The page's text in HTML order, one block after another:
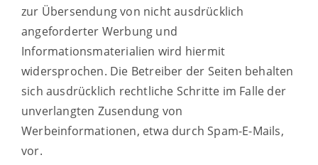
zur Übersendung von nicht ausdrücklich
angeforderter Werbung und
Informationsmaterialien wird hiermit
widersprochen. Die Betreiber der Seiten behalten
sich ausdrücklich rechtliche Schritte im Falle der
unverlangten Zusendung von
Werbeinformationen, etwa durch Spam-E-Mails,
vor.